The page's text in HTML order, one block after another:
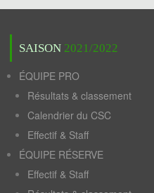
SAISON 2021/2022
ÉQUIPE PRO
Résultats & classement
Calendrier du CSC
Effectif & Staff
ÉQUIPE RÉSERVE
Effectif & Staff